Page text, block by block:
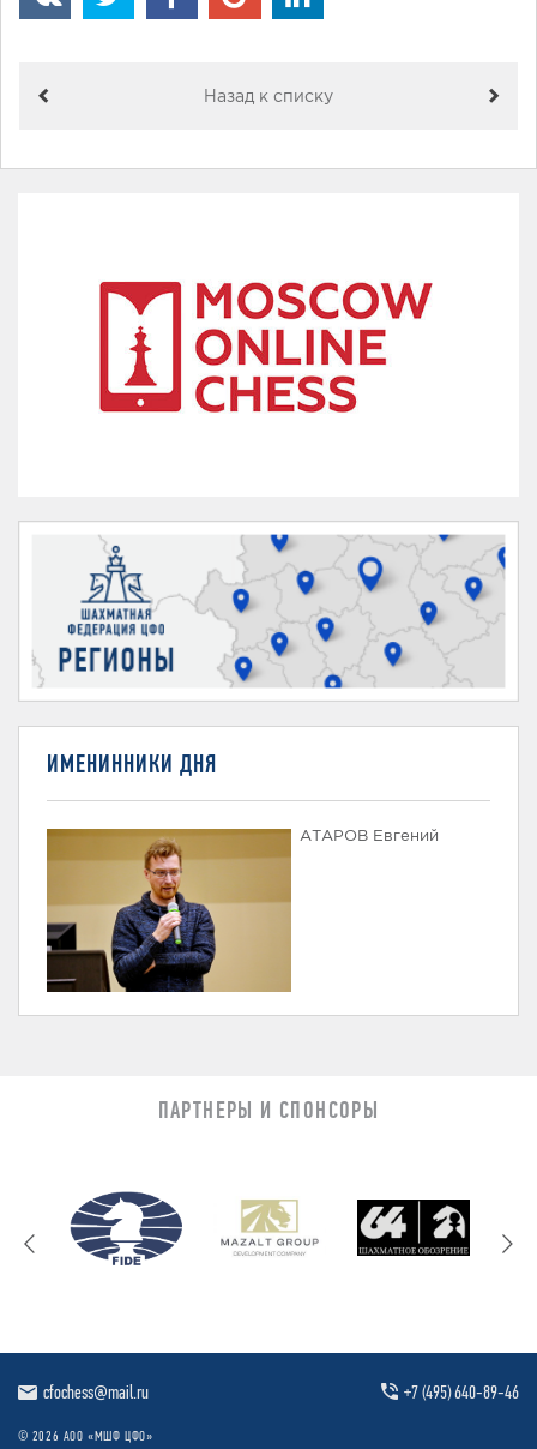
Назад к списку
ИМЕНИННИКИ ДНЯ
АТАРОВ Евгений
ПАРТНЕРЫ И СПОНСОРЫ
cfochess@mail.ru +7 (495) 640-89-46
© 2026 АОО «МШФ ЦФО»